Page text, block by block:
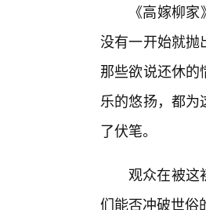
《高嫁柳
没有一开始就抛
那些欲说还休
乐的悠扬，都
了伏笔。
观众在被这
们能否冲破世俗